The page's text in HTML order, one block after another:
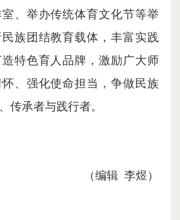
、举办传统体育文化节等举
族团结教育载体，丰富实践
特色育人品牌，激励广大师
、强化使命担当，争做民族
传承者与践行者。
（编辑 李煜）